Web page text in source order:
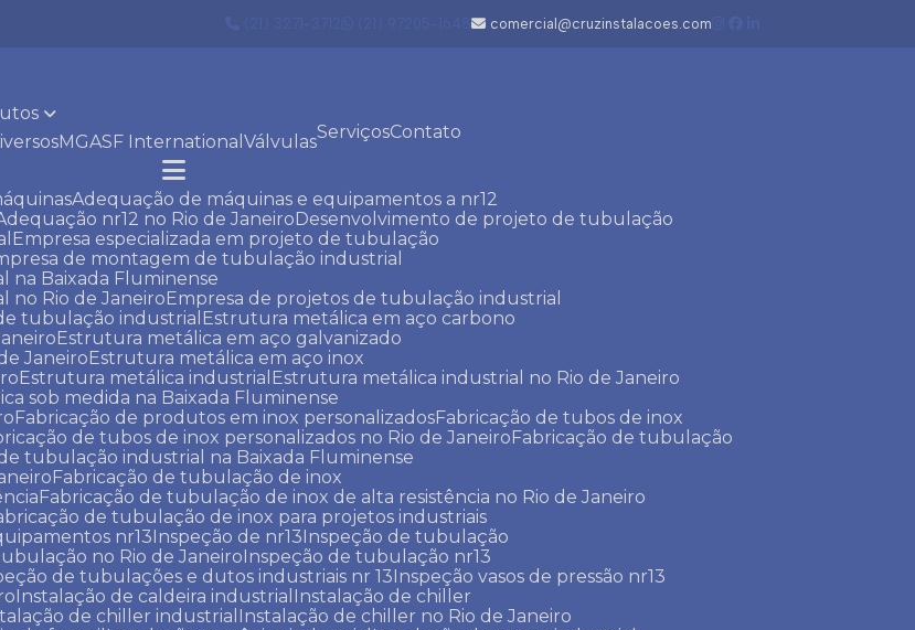
comercial@cruzinstalacoes.com
MGA SF International Válvulas Serviços Contato
Adequação de máquinas e equipamentos a nr12
Adequação nr12 no Rio de Janeiro
Desenvolvimento de projeto de tubulação
Empresa especializada em projeto de tubulação
de montagem de tubulação industrial
na Baixada Fluminense
no Rio de Janeiro
Empresa de projetos de tubulação industrial
tubulação industrial
Estrutura metálica em aço carbono
Estrutura metálica em aço galvanizado
Janeiro
Estrutura metálica em aço inox
Estrutura metálica industrial
Estrutura metálica industrial no Rio de Janeiro
sob medida na Baixada Fluminense
Fabricação de produtos em inox personalizados Fabricação de tubos de inox
de tubos de inox personalizados no Rio de Janeiro
Fabricação de tubulação
de tubulação industrial na Baixada Fluminense
Fabricação de tubulação de inox
Fabricação de tubulação de inox de alta resistência no Rio de Janeiro
de tubulação de inox para projetos industriais
nr13 Inspeção de nr13 Inspeção de tubulação
no Rio de Janeiro Inspeção de tubulação nr13
de tubulações e dutos industriais nr 13 Inspeção vasos de pressão nr13
Instalação de caldeira industrial
Instalação de chiller
de chiller industrial
Instalação de chiller no Rio de Janeiro